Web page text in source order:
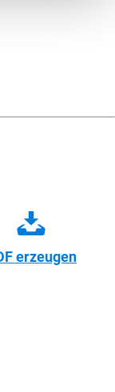
erzeugen